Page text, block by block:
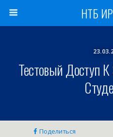
НТБ
Тестовый Доступ
Поделиться